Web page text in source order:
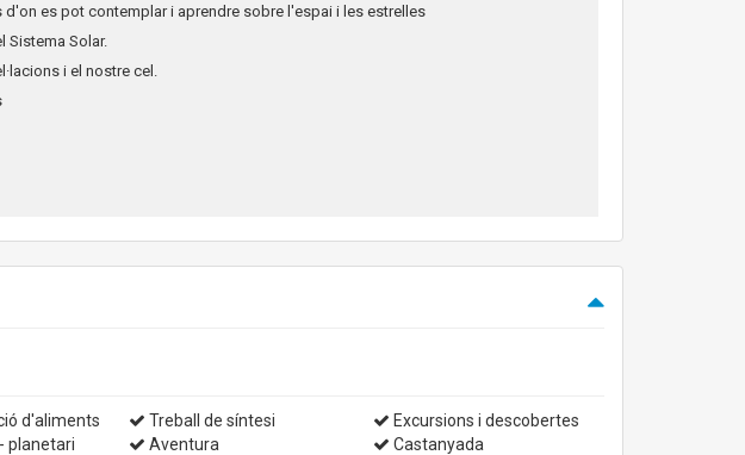
es pot contemplar i aprendre sobre l'espai i les estrelles
Sistema Solar.
i el nostre cel.
d'aliments Treball de síntesi
Excursions i descobertes
planetari Aventura
Castanyada